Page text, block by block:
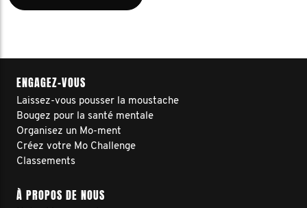
ENGAGEZ-VOUS
Laissez-vous pousser la moustache
Bougez pour la santé mentale
Organisez un Mo-ment
Créez votre Mo Challenge
Classements
À PROPOS DE NOUS